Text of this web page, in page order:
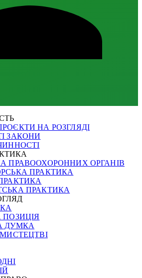
НА РОЗГЛЯДІ
ЗАКОНИ
ПРАВООХОРОННИХ ОРГАНІВ
ПРАКТИКА
ПРАКТИКА
ПОЗИЦІЯ
ДУМКА